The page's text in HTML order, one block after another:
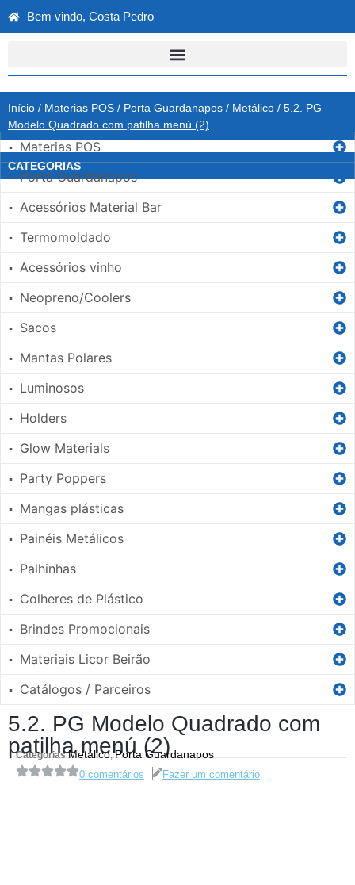
Bem vindo, Costa Pedro
Início / Materias POS / Porta Guardanapos / Metálico / 5.2. PG
Modelo Quadrado com patilha menú (2)
CATEGORIAS
▪ Materias POS
▪ Porta Guardanapos
▪ Acessórios Material Bar
▪ Termomoldado
▪ Acessórios vinho
▪ Neopreno/Coolers
▪ Sacos
▪ Mantas Polares
▪ Luminosos
▪ Holders
▪ Glow Materials
▪ Party Poppers
▪ Mangas plásticas
▪ Painéis Metálicos
▪ Palhinhas
▪ Colheres de Plástico
▪ Brindes Promocionais
▪ Materiais Licor Beirão
▪ Catálogos / Parceiros
5.2. PG Modelo Quadrado com
patilha menú (2)
Categorias Metálico,Porta Guardanapos
0 comentários Fazer um comentário